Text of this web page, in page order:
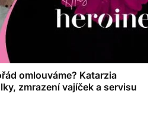
omlouváme? Katarzia
zmrazení vajíček a servisu